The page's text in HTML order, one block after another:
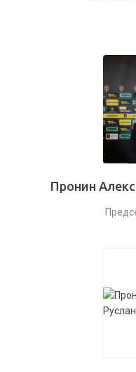
Пронин